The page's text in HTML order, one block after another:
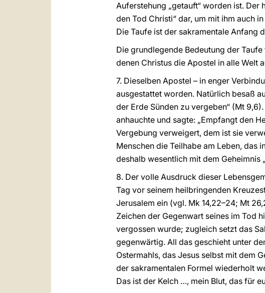
Auferstehung „getauft“ worden ist. Der
den Tod Christi“ dar, um mit ihm auch
Die Taufe ist der sakramentale Anfang
Die grundlegende Bedeutung der
denen Christus die Apostel in alle Welt
7. Dieselben Apostel – in enger
ausgestattet worden. Natürlich besaß
der Erde Sünden zu vergeben“ (Mt
anhauchte und sagte: „Empfangt den
Vergebung verweigert, dem ist sie
Menschen die Teilhabe am Leben, das
deshalb wesentlich mit dem Geheimnis
8. Der volle Ausdruck dieser
Tag vor seinem heilbringenden
Jerusalem ein (vgl. Mk 14,22–24; Mt
Zeichen der Gegenwart seines im Tod
vergossen wurde; zugleich setzt das
gegenwärtig. All das geschieht unter
Ostermahls, das Jesus selbst mit dem
der sakramentalen Formel wiederholt
Das ist der Kelch …, mein Blut, das für